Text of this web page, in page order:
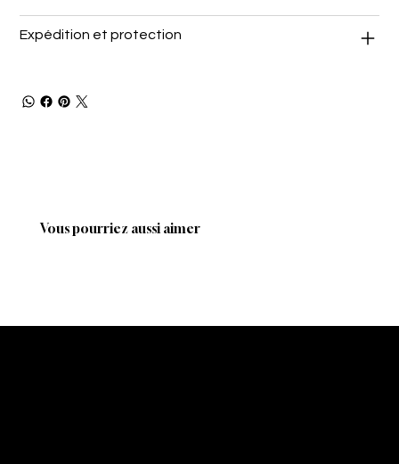
Expédition et protection
Vous pourriez aussi aimer